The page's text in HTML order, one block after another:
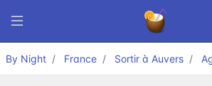
By Night France Sortir à Auvers